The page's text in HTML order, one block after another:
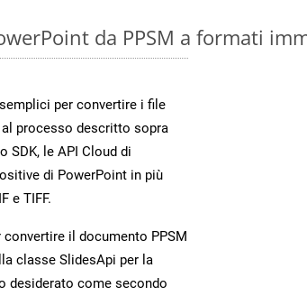
da PPSM a formati
per convertire i file
processo descritto sopra
SDK, le API Cloud di
di PowerPoint in più
e TIFF.
convertire il documento PPSM
classe SlidesApi per la
desiderato come secondo